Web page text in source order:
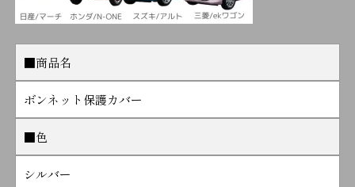
■商品名
ボンネット保護カバー
■色
シルバー